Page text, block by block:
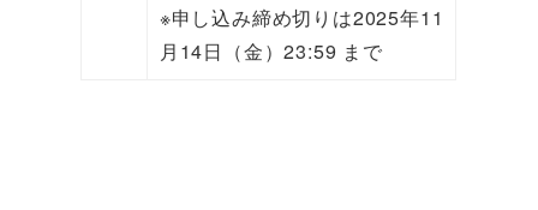
※申し込み締め切りは2025年11
月14日（金）23:59 まで